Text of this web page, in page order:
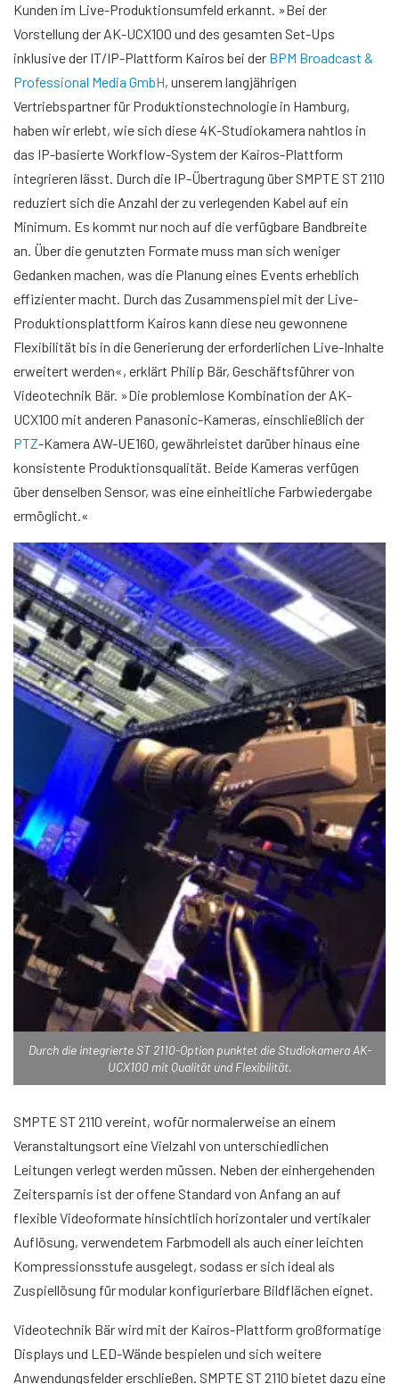
Kunden im Live-Produktionsumfeld erkannt. »Bei der
Vorstellung der AK-UCX100 und des gesamten Set-Ups
inklusive der IT/IP-Plattform Kairos bei der BPM Broadcast &
Professional Media GmbH, unserem langjährigen
Vertriebspartner für Produktionstechnologie in Hamburg,
haben wir erlebt, wie sich diese 4K-Studiokamera nahtlos in
das IP-basierte Workflow-System der Kairos-Plattform
integrieren lässt. Durch die IP-Übertragung über SMPTE ST 2110
reduziert sich die Anzahl der zu verlegenden Kabel auf ein
Minimum. Es kommt nur noch auf die verfügbare Bandbreite
an. Über die genutzten Formate muss man sich weniger
Gedanken machen, was die Planung eines Events erheblich
effizienter macht. Durch das Zusammenspiel mit der Live-
Produktionsplattform Kairos kann diese neu gewonnene
Flexibilität bis in die Generierung der erforderlichen Live-Inhalte
erweitert werden«, erklärt Philip Bär, Geschäftsführer von
Videotechnik Bär. »Die problemlose Kombination der AK-
UCX100 mit anderen Panasonic-Kameras, einschließlich der
PTZ-Kamera AW-UE160, gewährleistet darüber hinaus eine
konsistente Produktionsqualität. Beide Kameras verfügen
über denselben Sensor, was eine einheitliche Farbwiedergabe
ermöglicht.«
Durch die integrierte ST 2110-Option punktet die Studiokamera AK-
UCX100 mit Qualität und Flexibilität.
SMPTE ST 2110 vereint, wofür normalerweise an einem
Veranstaltungsort eine Vielzahl von unterschiedlichen
Leitungen verlegt werden müssen. Neben der einhergehenden
Zeitersparnis ist der offene Standard von Anfang an auf
flexible Videoformate hinsichtlich horizontaler und vertikaler
Auflösung, verwendetem Farbmodell als auch einer leichten
Kompressionsstufe ausgelegt, sodass er sich ideal als
Zuspiellösung für modular konfigurierbare Bildflächen eignet.
Videotechnik Bär wird mit der Kairos-Plattform großformatige
Displays und LED-Wände bespielen und sich weitere
Anwendungsfelder erschließen. SMPTE ST 2110 bietet dazu eine